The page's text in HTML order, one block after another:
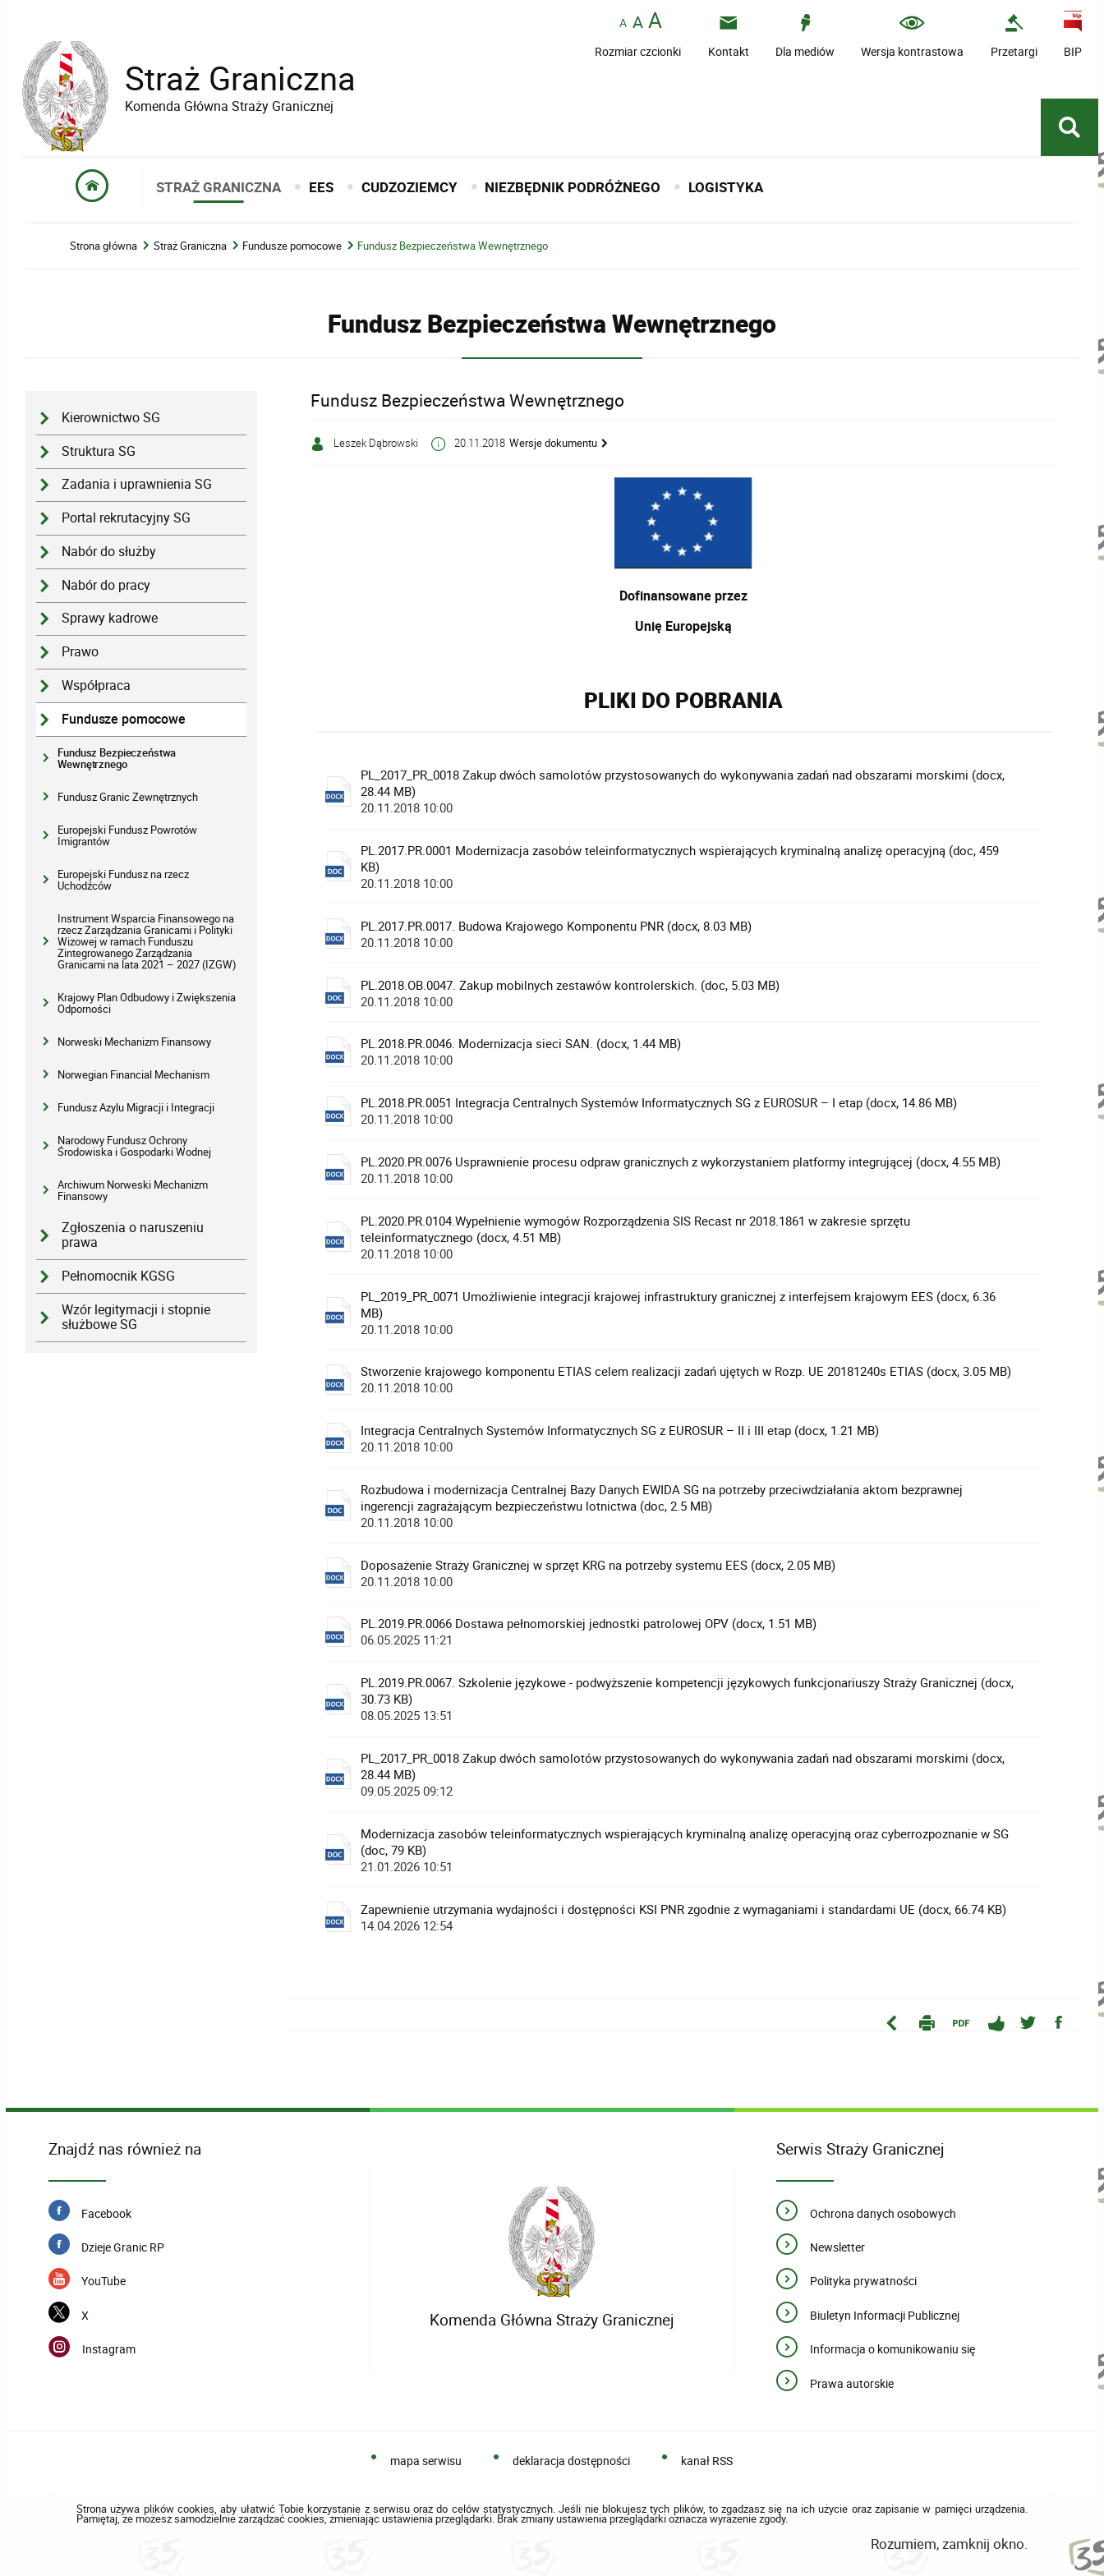
Straż Graniczna
Komenda Główna Straży Granicznej
Rozmiar czcionki Kontakt Dla mediów Wersja kontrastowa Przetargi BIP
STRAŻ GRANICZNA EES CUDZOZIEMCY NIEZBĘDNIK PODRÓŻNEGO LOGISTYKA
Strona główna Straż Graniczna Fundusze pomocowe Fundusz Bezpieczeństwa Wewnętrznego
Fundusz Bezpieczeństwa Wewnętrznego
Kierownictwo SG
Struktura SG
Zadania i uprawnienia SG
Portal rekrutacyjny SG
Nabór do służby
Nabór do pracy
Sprawy kadrowe
Prawo
Współpraca
Fundusze pomocowe
Fundusz Bezpieczeństwa
Wewnętrznego
Fundusz Granic Zewnętrznych
Europejski Fundusz Powrotów
Imigrantów
Europejski Fundusz na rzecz
Uchodźców
Instrument Wsparcia Finansowego na
rzecz Zarządzania Granicami i Polityki
Wizowej w ramach Funduszu
Zintegrowanego Zarządzania
Granicami na lata 2021 – 2027 (IZGW)
Krajowy Plan Odbudowy i Zwiększenia
Odporności
Norweski Mechanizm Finansowy
Norwegian Financial Mechanism
Fundusz Azylu Migracji i Integracji
Narodowy Fundusz Ochrony
Środowiska i Gospodarki Wodnej
Archiwum Norweski Mechanizm
Finansowy
Zgłoszenia o naruszeniu
prawa
Pełnomocnik KGSG
Wzór legitymacji i stopnie
służbowe SG
Fundusz Bezpieczeństwa Wewnętrznego
Leszek Dąbrowski 20.11.2018 Wersje dokumentu
Dofinansowane przez
Unię Europejską
PLIKI DO POBRANIA
PL_2017_PR_0018 Zakup dwóch samolotów przystosowanych do wykonywania zadań nad obszarami morskimi (docx,
28.44 MB)
20.11.2018 10:00
PL.2017.PR.0001 Modernizacja zasobów teleinformatycznych wspierających kryminalną analizę operacyjną (doc, 459
KB)
20.11.2018 10:00
PL.2017.PR.0017. Budowa Krajowego Komponentu PNR (docx, 8.03 MB)
20.11.2018 10:00
PL.2018.OB.0047. Zakup mobilnych zestawów kontrolerskich. (doc, 5.03 MB)
20.11.2018 10:00
PL.2018.PR.0046. Modernizacja sieci SAN. (docx, 1.44 MB)
20.11.2018 10:00
PL.2018.PR.0051 Integracja Centralnych Systemów Informatycznych SG z EUROSUR – I etap (docx, 14.86 MB)
20.11.2018 10:00
PL.2020.PR.0076 Usprawnienie procesu odpraw granicznych z wykorzystaniem platformy integrującej (docx, 4.55 MB)
20.11.2018 10:00
PL.2020.PR.0104.Wypełnienie wymogów Rozporządzenia SIS Recast nr 2018.1861 w zakresie sprzętu
teleinformatycznego (docx, 4.51 MB)
20.11.2018 10:00
PL_2019_PR_0071 Umożliwienie integracji krajowej infrastruktury granicznej z interfejsem krajowym EES (docx, 6.36
MB)
20.11.2018 10:00
Stworzenie krajowego komponentu ETIAS celem realizacji zadań ujętych w Rozp. UE 20181240s ETIAS (docx, 3.05 MB)
20.11.2018 10:00
Integracja Centralnych Systemów Informatycznych SG z EUROSUR – II i III etap (docx, 1.21 MB)
20.11.2018 10:00
Rozbudowa i modernizacja Centralnej Bazy Danych EWIDA SG na potrzeby przeciwdziałania aktom bezprawnej
ingerencji zagrażającym bezpieczeństwu lotnictwa (doc, 2.5 MB)
20.11.2018 10:00
Doposażenie Straży Granicznej w sprzęt KRG na potrzeby systemu EES (docx, 2.05 MB)
20.11.2018 10:00
PL.2019.PR.0066 Dostawa pełnomorskiej jednostki patrolowej OPV (docx, 1.51 MB)
06.05.2025 11:21
PL.2019.PR.0067. Szkolenie językowe - podwyższenie kompetencji językowych funkcjonariuszy Straży Granicznej (docx,
30.73 KB)
08.05.2025 13:51
PL_2017_PR_0018 Zakup dwóch samolotów przystosowanych do wykonywania zadań nad obszarami morskimi (docx,
28.44 MB)
09.05.2025 09:12
Modernizacja zasobów teleinformatycznych wspierających kryminalną analizę operacyjną oraz cyberrozpoznanie w SG
(doc, 79 KB)
21.01.2026 10:51
Zapewnienie utrzymania wydajności i dostępności KSI PNR zgodnie z wymaganiami i standardami UE (docx, 66.74 KB)
14.04.2026 12:54
Znajdź nas również na
Facebook
Dzieje Granic RP
YouTube
X
Instagram
Komenda Główna Straży Granicznej
Serwis Straży Granicznej
Ochrona danych osobowych
Newsletter
Polityka prywatności
Biuletyn Informacji Publicznej
Informacja o komunikowaniu się
Prawa autorskie
mapa serwisu deklaracja dostępności kanał RSS
Strona używa plików cookies, aby ułatwić Tobie korzystanie z serwisu oraz do celów statystycznych. Jeśli nie blokujesz tych plików, to zgadzasz się na ich użycie oraz zapisanie w pamięci urządzenia.
Pamiętaj, że możesz samodzielnie zarządzać cookies, zmieniając ustawienia przeglądarki. Brak zmiany ustawienia przeglądarki oznacza wyrażenie zgody.
Rozumiem, zamknij okno.